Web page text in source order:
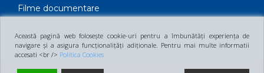
Filme documentare
Această pagină web folosește cookie-uri pentru a îmbunătăți experiența de
navigare și a asigura funcționalițăți adiționale. Pentru mai multe informatii
accesati <br /> Politica Cookies